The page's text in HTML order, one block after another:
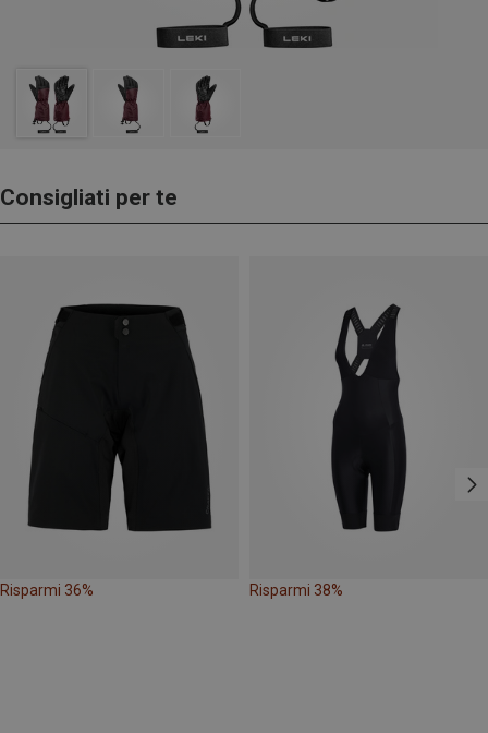
Consigliati per te
Risparmi 36% Risparmi 38%